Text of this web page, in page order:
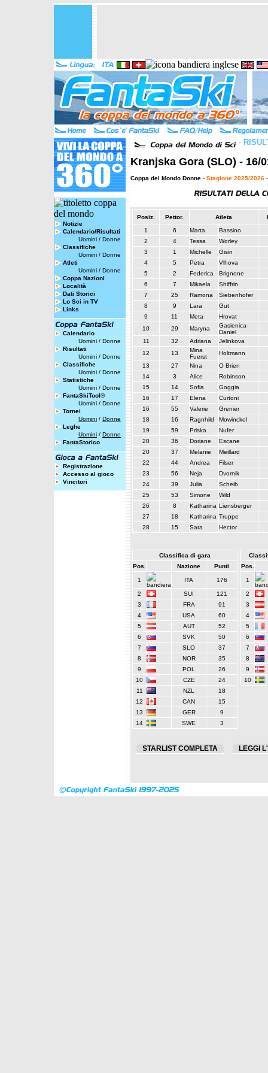
Notizie
Calendario/Risultati
Uomini / Donne
Classifiche
Uomini / Donne
Atleti
Uomini / Donne
Coppa Nazioni
Località
Dati Storici
Lo Sci in TV
Links
Calendario
Uomini / Donne
Risultati
Uomini / Donne
Classifiche
Uomini / Donne
Statistiche
Uomini / Donne
FantaSkiTool®
Uomini / Donne
Tornei
Uomini / Donne
Leghe
Uomini / Donne
FantaStorico
Registrazione
Accesso al gioco
Vincitori
-
Kranjska Gora (SLO) - 16/
Coppa del Mondo Donne - Stagione 2025/2026
Posiz. Pettor. Atleta
1
6 Marta
Bassino
2
4 Tessa
Worley
3
1 Michelle
Gisin
4
5 Petra
Vlhova
5
2 Federica
Brignone
6
7 Mikaela
Shiffrin
7
25 Ramona
Siebenhofer
8
9 Lara
Gut
9
11 Meta
Hrovat
10
29 Maryna
Gasienica-
Daniel
11
32 Adriana
Jelinkova
12
13
Mina
Fuerst
Holtmann
13
27 Nina
O Brien
14
3 Alice
Robinson
15
14 Sofia
Goggia
16
17 Elena
Curtoni
16
55 Valerie
Grenier
18
16 Ragnhild
Mowinckel
19
59 Priska
Nufer
20
36 Doriane
Escane
20
37 Melanie
Meillard
22
44 Andrea
Filser
23
56 Neja
Dvornik
24
39 Julia
Scheib
25
53 Simone
Wild
26
8 Katharina Liensberger
27
18 Katharina Truppe
28
15 Sara Hector
Classifica di gara
Pos.
Nazione Punti
1 ITA 176
2 SUI
121
3
FRA
91
4
USA
60
5
AUT
52
6
SVK
50
7
SLO
37
8
NOR
35
9
POL
26
10
CZE
24
11
NZL
18
12
CAN
15
13
GER
9
14
SWE 3
Pos.
1
2
3
4
5
6
7
8
9
10
STARLIST COMPLETA LEGGI